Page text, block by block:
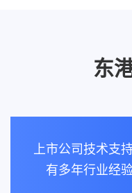
东
上市公司技术支
有多年行业经